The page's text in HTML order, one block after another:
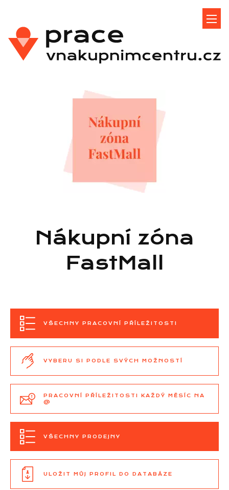
Nákupní zóna
FastMall
VŠECHNY PRACOVNÍ PŘÍLEŽITOSTI
VYBERU SI PODLE SVÝCH MOŽNOSTÍ
PRACOVNÍ PŘÍLEŽITOSTI KAŽDÝ MĚSÍC NA
@
VŠECHNY PRODEJNY
ULOŽIT MŮJ PROFIL DO DATABÁZE